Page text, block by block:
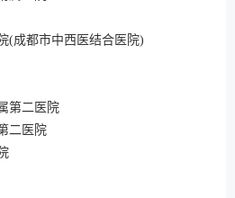
(成都市中西医结合医院)
第二医院
二医院